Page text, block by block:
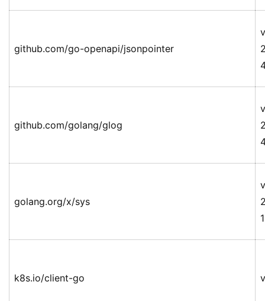
github.com/go-openapi/jsonpointer
github.com/golang/glog
golang.org/x/sys
k8s.io/client-go